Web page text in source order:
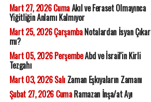
Mart 27, 2026 CumaAkıl ve Feraset Olmayınca
Yiğitliğin Anlamı Kalmıyor
Mart 25, 2026 ÇarşambaNotalardan İsyan Çıkar
mı?
Mart 05, 2026 PerşembeAbd ve İsrail'in Kirli
Tezgahı
Mart 03, 2026 SalıZaman Eşkıyaların Zamanı
Şubat 27, 2026 CumaRamazan İnşa/at Ayı